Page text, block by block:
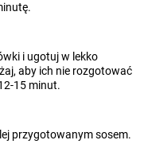
i ugotuj w lekko
aby ich nie rozgotować
15 minut.
przygotowanym sosem.